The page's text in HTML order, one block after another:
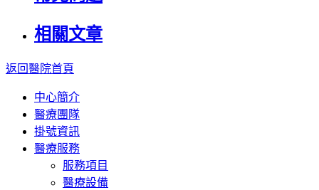
相關文章
返回醫院首頁
中心簡介
醫療團隊
掛號資訊
醫療服務
服務項目
醫療設備